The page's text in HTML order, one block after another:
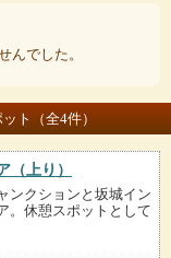
んでした。
ト（全4件）
（上り）
ンクションと坂城イン
。休憩スポットとして